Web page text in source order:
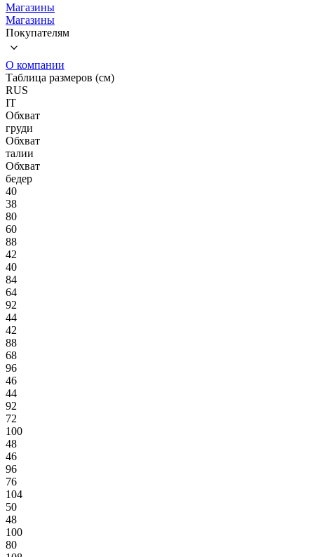
Магазины
Магазины
Покупателям
О компании
Таблица размеров (см)
RUS
IT
Обхват
груди
Обхват
талии
Обхват
бедер
40
38
80
60
88
42
40
84
64
92
44
42
88
68
96
46
44
92
72
100
48
46
96
76
104
50
48
100
80